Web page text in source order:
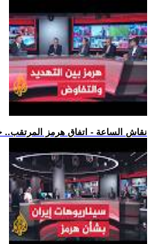
.. نقاش الساعة - اتفاق هرمز